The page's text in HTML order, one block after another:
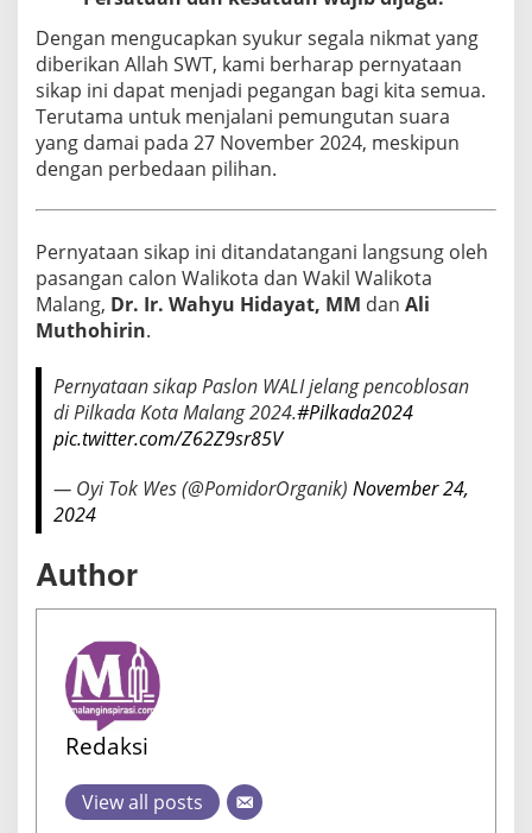
Dengan mengucapkan syukur segala nikmat yang
diberikan Allah SWT, kami berharap pernyataan
sikap ini dapat menjadi pegangan bagi kita semua.
Terutama untuk menjalani pemungutan suara
yang damai pada 27 November 2024, meskipun
dengan perbedaan pilihan.
Pernyataan sikap ini ditandatangani langsung oleh
pasangan calon Walikota dan Wakil Walikota
Malang, Dr. Ir. Wahyu Hidayat, MM dan Ali
Muthohirin.
Pernyataan sikap Paslon WALI jelang pencoblosan
di Pilkada Kota Malang 2024.#Pilkada2024
pic.twitter.com/Z62Z9sr85V
— Oyi Tok Wes (@PomidorOrganik) November 24,
2024
Author
Redaksi
View all posts